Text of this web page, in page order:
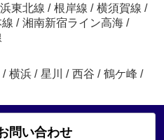
東北線 / 根岸線 / 横須賀線 /
/ 湘南新宿ライン高海 /
/ 横浜 / 星川 / 西谷 / 鶴ケ峰 /
問い合わせ